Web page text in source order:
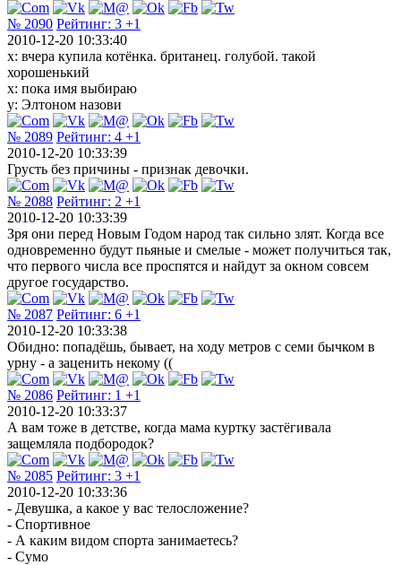
№ 2090 Рейтинг: 3 +1
2010-12-20 10:33:40
х: вчера купила котёнка. британец. голубой. такой
хорошенький
х: пока имя выбираю
у: Элтоном назови
№ 2089 Рейтинг: 4 +1
2010-12-20 10:33:39
Грусть без причины - признак девочки.
№ 2088 Рейтинг: 2 +1
2010-12-20 10:33:39
Зря они перед Новым Годом народ так сильно злят. Когда все
одновременно будут пьяные и смелые - может получиться так,
что первого числа все проспятся и найдут за окном совсем
другое государство.
№ 2087 Рейтинг: 6 +1
2010-12-20 10:33:38
Обидно: попадёшь, бывает, на ходу метров с семи бычком в
урну - а заценить некому ((
№ 2086 Рейтинг: 1 +1
2010-12-20 10:33:37
А вам тоже в детстве, когда мама куртку застёгивала
защемляла подбородок?
№ 2085 Рейтинг: 3 +1
2010-12-20 10:33:36
- Девушка, а какое у вас телосложение?
- Спортивное
- А каким видом спорта занимаетесь?
- Сумо